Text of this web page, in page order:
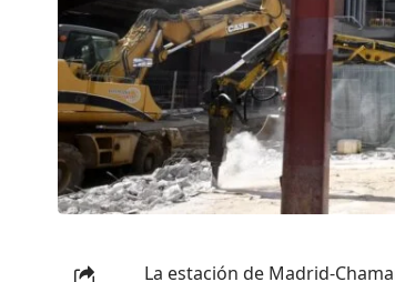
La estación de Madrid-